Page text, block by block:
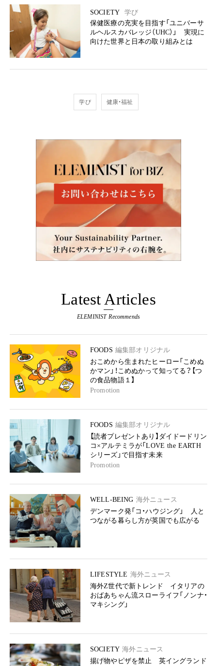
SOCIETY
学び
保健医療の充実を目指す「ユニバーサ
ルヘルスカバレッジ（UHC）」 実現に
向けた世界と日本の取り組みとは
学び 健康・福祉
Latest Articles
ELEMINIST Recommends
FOODS 編集部オリジナル
おこめから生まれたヒーロー「こめぬ
かマン」！こめぬかって知ってる？【つ
の食品物語１】
Promotion
FOODS 編集部オリジナル
【読者プレゼントあり】ダイドードリン
コ×アルテミラが「LOVE the EARTH
シリーズ」で目指す未来
Promotion
WELL-BEING 海外ニュース
デンマーク発「コ・ハウジング」 人と
つながる暮らし方が英国でも広がる
LIFESTYLE 海外ニュース
海外Z世代で新トレンド イタリアの
おばあちゃん流スローライフ「ノンナ・
マキシング」
SOCIETY 海外ニュース
揚げ物やピザを禁止 英イングランド